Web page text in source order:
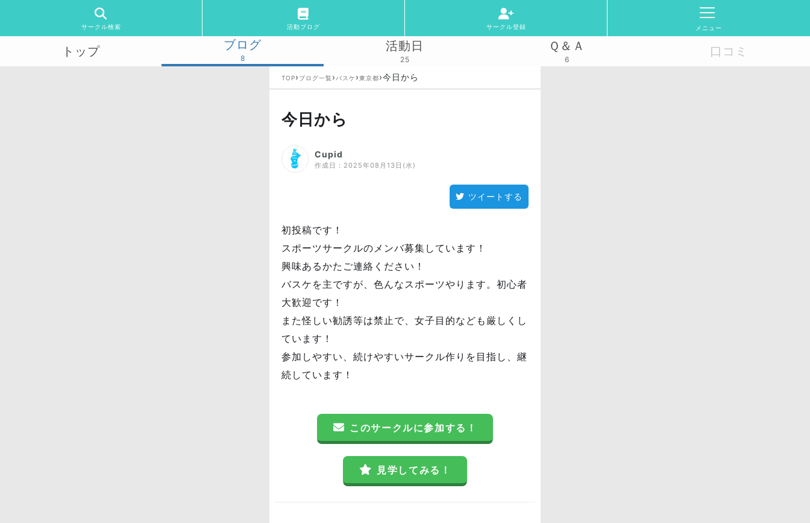
サークル検索 活動ブログ サークル登録 メニュー
トップ ブログ
8
活動日
25
Ｑ＆Ａ
6
口コミ
TOP› ブログ一覧 › バスケ ›東京都›今日から
今日から
Cupid
作成日： 2025年08月13日(水)
ツイートする
初投稿です！
スポーツサークルのメンバ募集しています！
興味あるかたご連絡ください！
バスケを主ですが、色んなスポーツやります。初心者
大歓迎です！
また怪しい勧誘等は禁止で、女子目的なども厳しくし
ています！
参加しやすい、続けやすいサークル作りを目指し、継
続しています！
このサークルに参加する！
見学してみる！